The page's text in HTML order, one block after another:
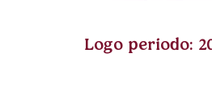
Logo periodo: